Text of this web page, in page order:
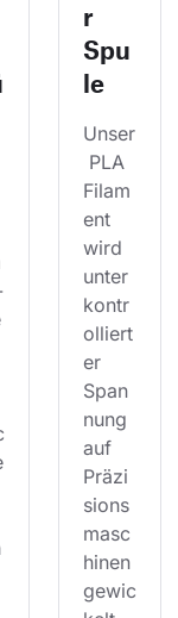
r
Spu
le
Unser
PLA
Filam
ent
wird
unter
kontr
olliert
er
Span
nung
auf
Präzi
sions
masc
hinen
gewic